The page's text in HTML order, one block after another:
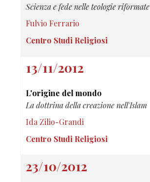
Scienza e fede nelle teologie riformate
Fulvio Ferrario
Centro Studi Religiosi
13/11/2012
L'origine del mondo
La dottrina della creazione nell'Islam
Ida Zilio-Grandi
Centro Studi Religiosi
23/10/2012